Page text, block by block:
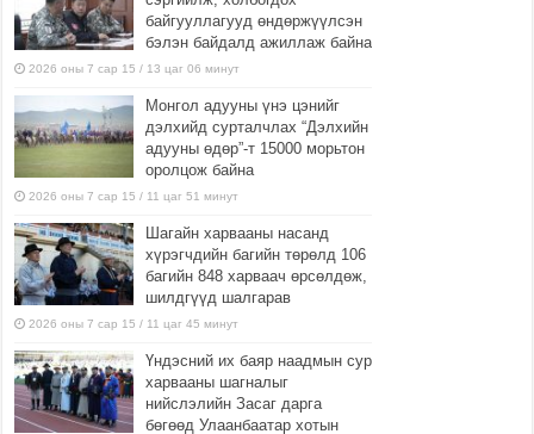
байгууллагууд өндөржүүлсэн
бэлэн байдалд ажиллаж байна
2026 оны 7 сар 15 / 13 цаг 06 минут
Монгол адууны үнэ цэнийг
дэлхийд сурталчлах “Дэлхийн
адууны өдөр”-т 15000 морьтон
оролцож байна
2026 оны 7 сар 15 / 11 цаг 51 минут
Шагайн харвааны насанд
хүрэгчдийн багийн төрөлд 106
багийн 848 харваач өрсөлдөж,
шилдгүүд шалгарав
2026 оны 7 сар 15 / 11 цаг 45 минут
Үндэсний их баяр наадмын сур
харвааны шагналыг
нийслэлийн Засаг дарга
бөгөөд Улаанбаатар хотын